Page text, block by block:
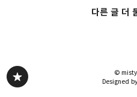
다른 글 더
©
Designed